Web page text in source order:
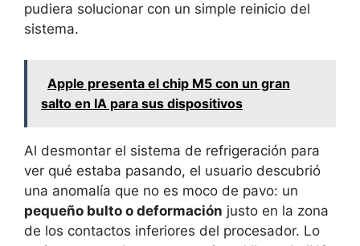
pudiera solucionar con un simple reinicio del
sistema.
Apple presenta el chip M5 con un gran
salto en IA para sus dispositivos
Al desmontar el sistema de refrigeración para
ver qué estaba pasando, el usuario descubrió
una anomalía que no es moco de pavo: un
pequeño bulto o deformación justo en la zona
de los contactos inferiores del procesador. Lo